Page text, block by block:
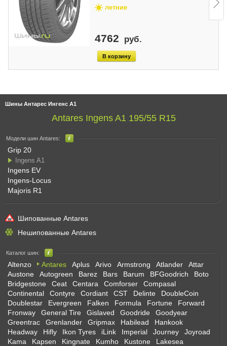
Шины Антарес Ингенс А1
Antares Ingens A1 195/55 R15
Модели шин Antares:
Grip 20
Ingens A1
Ingens EV
Ingens-Locus
Majoris R1
Шипованные Antares
Нешипованные Antares
Каталог шин:
Altenzo Antares Aplus Arivo Armstrong Atlander
Attar
Austone
Autogreen Barez Bars Barum BFGoodrich
Boto
Bridgestone
Ceat Centara Comforser
Compasal
Continental
Contyre Cordiant CST Delinte
DoubleCoin
Doublestar
Evergreen Falken Formula Fortune
Forward
Fronway
General Tire Gislaved Goodride
Goodyear
Greentrac
Grenlander Gripmax Habilead
Hankook
Headway
Hifly Ikon Tyres iLink Imperial Journey
Joyroad
Kama
Kapsen Kingnate Kumho Kustone
Lakesea
летние
4762 руб.